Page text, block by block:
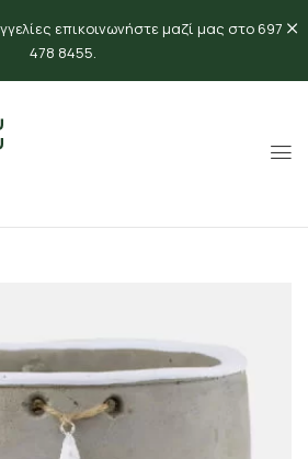
επικοινωνήστε μαζί μας στο 697
478 8455.